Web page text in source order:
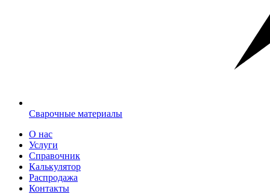
Сварочные материалы
О нас
Услуги
Справочник
Калькулятор
Распродажа
Контакты